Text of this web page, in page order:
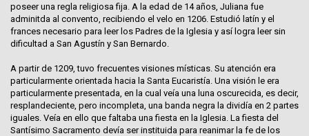
poseer una regla religiosa fija. A la edad de 14 años, Juliana fue
adminitda al convento, recibiendo el velo en 1206. Estudió latín y el
frances necesario para leer los Padres de la Iglesia y así logra leer sin
dificultad a San Agustín y San Bernardo.
A partir de 1209, tuvo frecuentes visiones místicas. Su atención era
particularmente orientada hacia la Santa Eucaristía. Una visión le era
particularmente presentada, en la cual veía una luna oscurecida, es decir,
resplandeciente, pero incompleta, una banda negra la dividía en 2 partes
iguales. Veía en ello que faltaba una fiesta en la Iglesia. La fiesta del
Santísimo Sacramento devía ser instituida para reanimar la fe de los